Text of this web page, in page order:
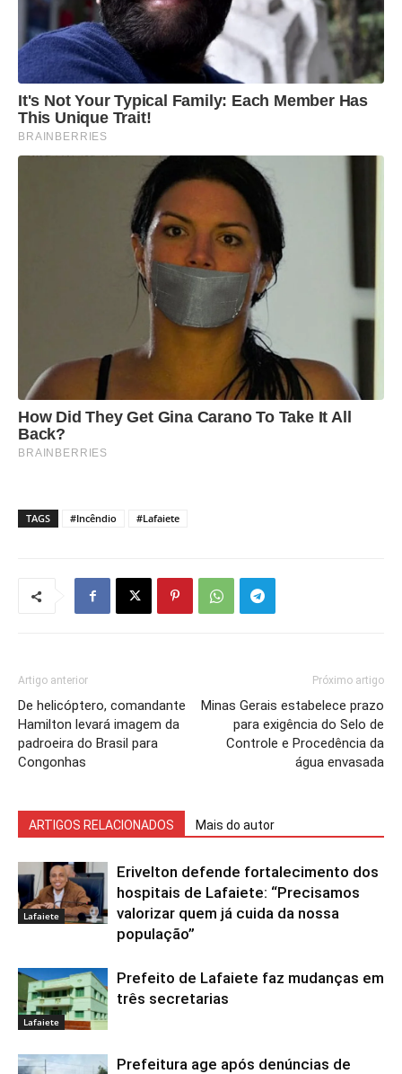
TAGS #Incêndio #Lafaiete
Artigo anterior
De helicóptero, comandante
Hamilton levará imagem da
padroeira do Brasil para
Congonhas
Próximo artigo
Minas Gerais estabelece prazo
para exigência do Selo de
Controle e Procedência da
água envasada
ARTIGOS RELACIONADOS Mais do autor
Lafaiete
Erivelton defende fortalecimento dos
hospitais de Lafaiete: “Precisamos
valorizar quem já cuida da nossa
população”
Lafaiete
Prefeito de Lafaiete faz mudanças em
três secretarias
Prefeitura age após denúncias de